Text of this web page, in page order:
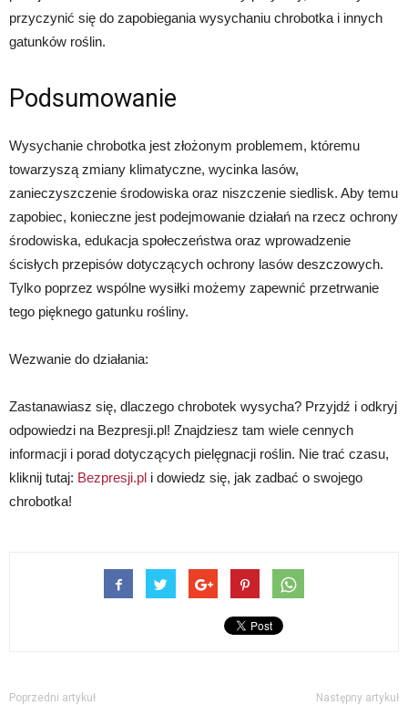
przyczynić się do zapobiegania wysychaniu chrobotka i innych
gatunków roślin.
Podsumowanie
Wysychanie chrobotka jest złożonym problemem, któremu
towarzyszą zmiany klimatyczne, wycinka lasów,
zanieczyszczenie środowiska oraz niszczenie siedlisk. Aby temu
zapobiec, konieczne jest podejmowanie działań na rzecz ochrony
środowiska, edukacja społeczeństwa oraz wprowadzenie
ścisłych przepisów dotyczących ochrony lasów deszczowych.
Tylko poprzez wspólne wysiłki możemy zapewnić przetrwanie
tego pięknego gatunku rośliny.
Wezwanie do działania:
Zastanawiasz się, dlaczego chrobotek wysycha? Przyjdź i odkryj
odpowiedzi na Bezpresji.pl! Znajdziesz tam wiele cennych
informacji i porad dotyczących pielęgnacji roślin. Nie trać czasu,
kliknij tutaj: Bezpresji.pl i dowiedz się, jak zadbać o swojego
chrobotka!
Poprzedni artykuł Następny artykuł